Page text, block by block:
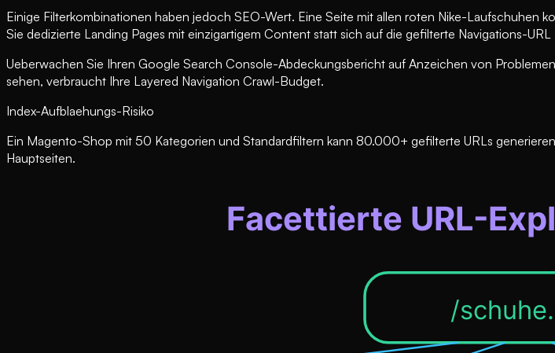
Einige Filterkombinationen haben jedoch SEO-Wert. Eine Seite mit allen roten Nike-Laufschuhen
Sie dedizierte Landing Pages mit einzigartigem Content statt sich auf die gefilterte Navigations-URL
Ueberwachen Sie Ihren Google Search Console-Abdeckungsbericht auf Anzeichen von
sehen, verbraucht Ihre Layered Navigation Crawl-Budget.
Index-Aufblaehungs-Risiko
Ein Magento-Shop mit 50 Kategorien und Standardfiltern kann 80.000+ gefilterte URLs
Hauptseiten.